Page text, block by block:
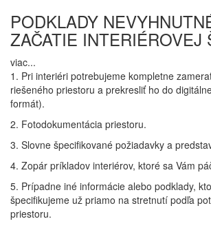
PODKLADY
ZAČATIE INTERIÉROVEJ
viac...
1. Pri interiéri potrebujeme kompletne
riešeného priestoru a prekresliť ho do
formát).
2. Fotodokumentácia priestoru.
3. Slovne špecifikované požiadavky a
4. Zopár príkladov interiérov, ktoré sa Vám
5. Prípadne iné informácie alebo podklady,
špecifikujeme už priamo na stretnutí podľa
priestoru.